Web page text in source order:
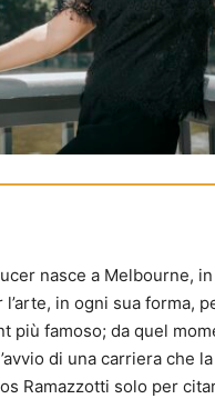
nasce a Melbourne,
in ogni sua forma,
più famoso; da quel
di una carriera che
Ramazzotti solo per